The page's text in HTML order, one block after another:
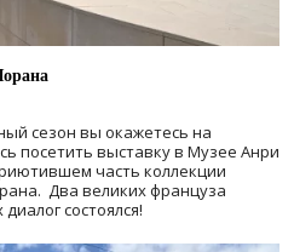
сезон вы окажетесь на
посетить выставку в Музее Анри
часть коллекции
Два великих француза
состоялся!